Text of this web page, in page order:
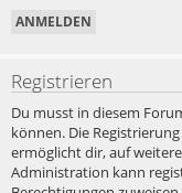
Registrieren
Du musst in diesem
können. Die
ermöglicht dir, auf
Administration kann